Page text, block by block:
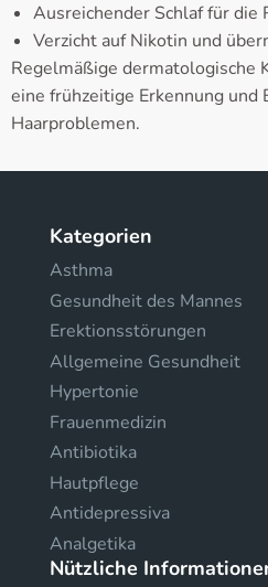
Ausreichender Schlaf für die
Verzicht auf Nikotin und
Regelmäßige dermatologische
eine frühzeitige Erkennung und
Haarproblemen.
Kategorien
Asthma
Gesundheit des Mannes
Erektionsstörungen
Allgemeine Gesundheit
Hypertonie
Frauenmedizin
Antibiotika
Hautpflege
Antidepressiva
Analgetika
Nützliche